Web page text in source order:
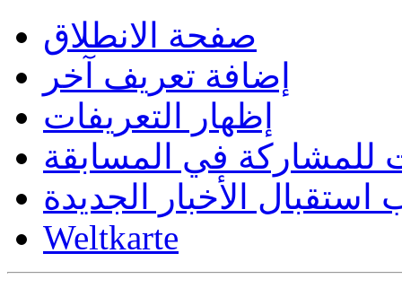
صفحة الانطلاق
إضافة تعريف آخر
إظهار التعريفات
للمشاركة في المسابقة
الأخبار الجديدة
Weltkarte